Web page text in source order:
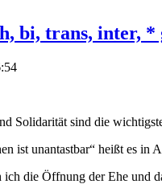
bi, trans, inter,
Solidarität sind die
ist unantastbar“ heißt es
ich die Öffnung der Ehe und